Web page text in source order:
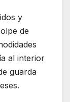
y
de
al interior
guarda